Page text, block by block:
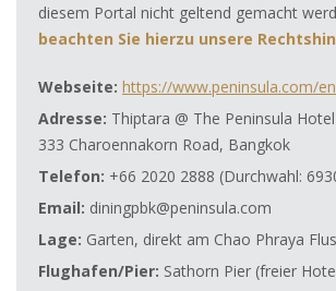
diesem Portal nicht geltend gemacht
beachten Sie hierzu unsere
Webseite: https://www.peninsula.com/
Adresse: Thiptara @ The Peninsula Hotel
333 Charoennakorn Road, Bangkok
Telefon: +66 2020 2888 (Durchwahl:
Email: diningpbk@peninsula.com
Lage: Garten, direkt am Chao Phraya
Flughafen/Pier: Sathorn Pier (freier